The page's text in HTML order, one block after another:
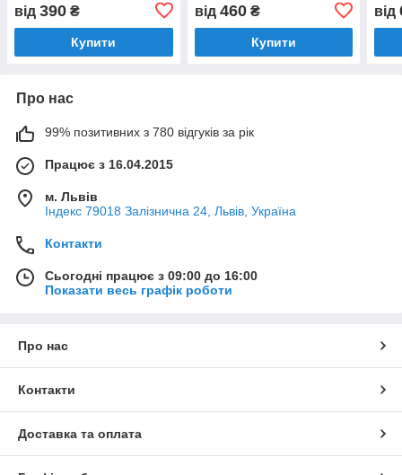
від 390 ₴
Купити
від 460₴
Купити
від
Про нас
99% позитивних з 780 відгуків за рік
Працює з 16.04.2015
м. Львів
Індекс 79018 Залізнична 24, Львів, Україна
Контакти
Сьогодні працює з 09:00 до 16:00
Показати весь графік роботи
Про нас
Контакти
Доставка та оплата